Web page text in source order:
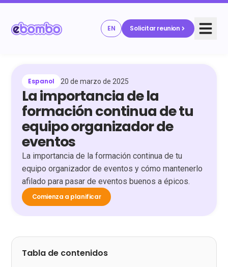
EN Solicitar reunion
Espanol 20 de marzo de 2025
La importancia de la
formación continua de tu
equipo organizador de
eventos
La importancia de la formación continua de tu
equipo organizador de eventos y cómo mantenerlo
afilado para pasar de eventos buenos a épicos.
Comienza a planificar
Tabla de contenidos